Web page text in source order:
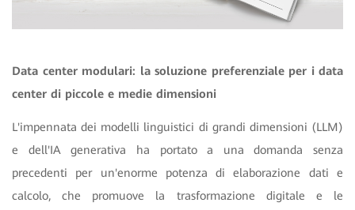
Data center modulari: la soluzione preferenziale per i data
center di piccole e medie dimensioni
L'impennata dei modelli linguistici di grandi dimensioni (LLM)
e dell'IA generativa ha portato a una domanda senza
precedenti per un'enorme potenza di elaborazione dati e
calcolo, che promuove la trasformazione digitale e le